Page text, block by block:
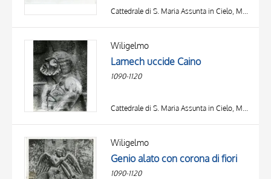
Cattedrale di S. Maria Assunta in Cielo, Modena
Wiligelmo
Lamech uccide Caino
1090-1120
Cattedrale di S. Maria Assunta in Cielo, Modena
Wiligelmo
Genio alato con corona di fiori
1090-1120